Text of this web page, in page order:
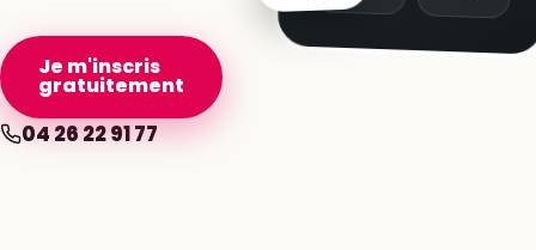
Je m'inscris
gratuitement
04 26 22 91 77